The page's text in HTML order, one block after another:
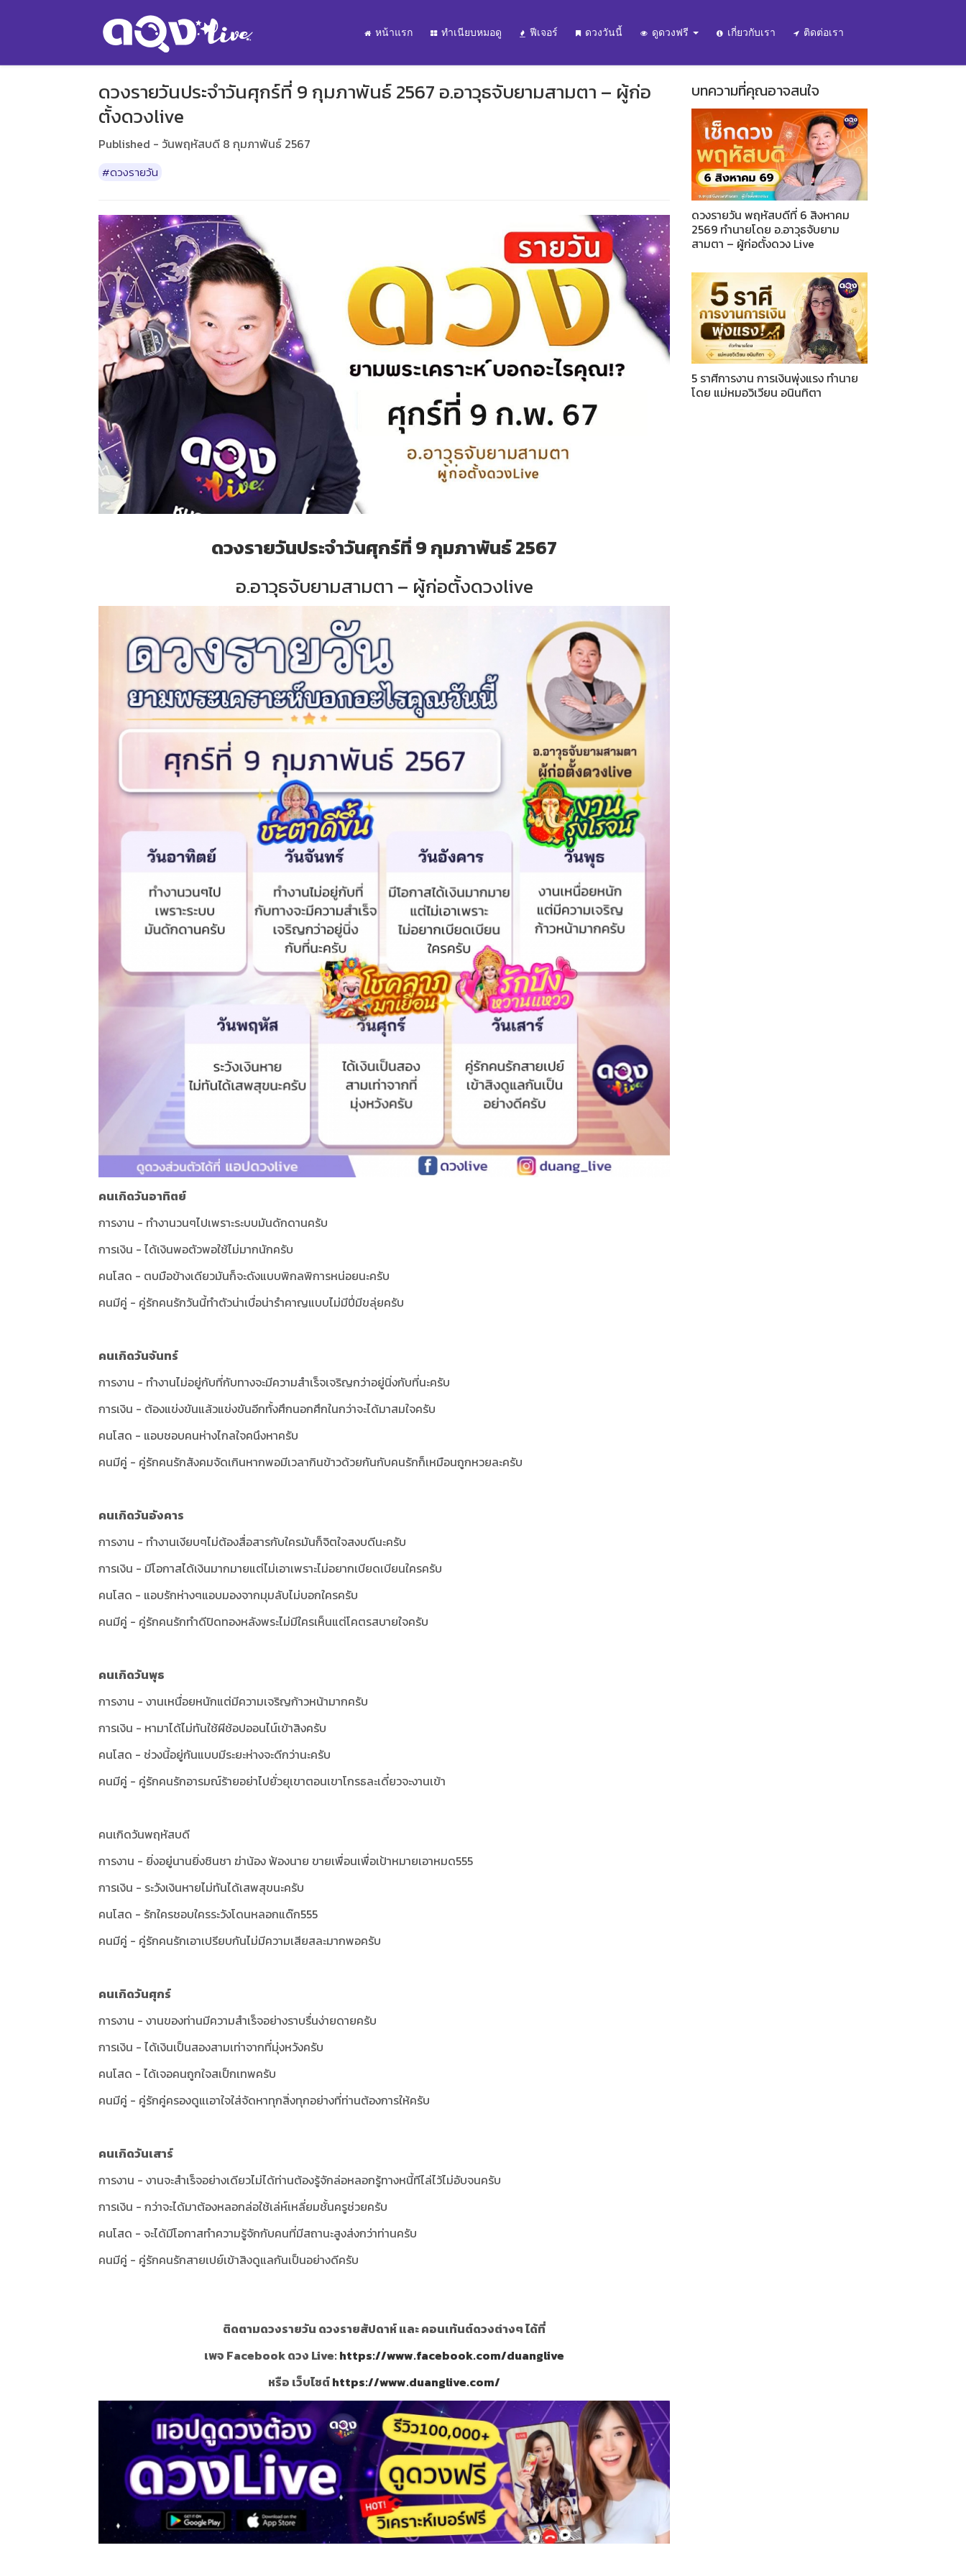
หน้าแรก ทำเนียบหมอดู ฟีเจอร์ ดวงวันนี้ ดูดวงฟรี เกี่ยวกับเรา ติดต่อเรา
ดวงรายวันประจำวันศุกร์ที่ 9 กุมภาพันธ์ 2567 อ.อาวุธจับยามสามตา – ผู้ก่อ
ตั้งดวงlive
Published - วันพฤหัสบดี 8 กุมภาพันธ์ 2567
#ดวงรายวัน
ดวงรายวันประจำวันศุกร์ที่ 9 กุมภาพันธ์ 2567
อ.อาวุธจับยามสามตา – ผู้ก่อตั้งดวงlive
คนเกิดวันอาทิตย์
การงาน - ทำงานวนๆไปเพราะระบบมันดักดานครับ
การเงิน - ได้เงินพอตัวพอใช้ไม่มากนักครับ
คนโสด - ตบมือข้างเดียวมันก็จะดังแบบพิกลพิการหน่อยนะครับ
คนมีคู่ - คู่รักคนรักวันนี้ทำตัวน่าเบื่อน่ารำคาญแบบไม่มีปี่มีขลุ่ยครับ
คนเกิดวันจันทร์
การงาน - ทำงานไม่อยู่กับที่กับทางจะมีความสำเร็จเจริญกว่าอยู่นิ่งกับที่นะครับ
การเงิน - ต้องแข่งขันแล้วแข่งขันอีกทั้งศึกนอกศึกในกว่าจะได้มาสมใจครับ
คนโสด - แอบชอบคนห่างไกลใจคนึงหาครับ
คนมีคู่ - คู่รักคนรักสังคมจัดเกินหากพอมีเวลากินข้าวด้วยกันกับคนรักก็เหมือนถูกหวยละครับ
คนเกิดวันอังคาร
การงาน - ทำงานเงียบๆไม่ต้องสื่อสารกับใครมันก็จิตใจสงบดีนะครับ
การเงิน - มีโอกาสได้เงินมากมายแต่ไม่เอาเพราะไม่อยากเบียดเบียนใครครับ
คนโสด - แอบรักห่างๆแอบมองจากมุมลับไม่บอกใครครับ
คนมีคู่ - คู่รักคนรักทำดีปิดทองหลังพระไม่มีใครเห็นแต่โคตรสบายใจครับ
คนเกิดวันพุธ
การงาน - งานเหนื่อยหนักแต่มีความเจริญก้าวหน้ามากครับ
การเงิน - หามาได้ไม่ทันใช้ผีช้อปออนไน์เข้าสิงครับ
คนโสด - ช่วงนี้อยู่กันแบบมีระยะห่างจะดีกว่านะครับ
คนมีคู่ - คู่รักคนรักอารมณ์ร้ายอย่าไปยั่วยุเขาตอนเขาโกรธละเดี๋ยวจะงานเข้า
คนเกิดวันพฤหัสบดี
การงาน - ยิ่งอยู่นานยิ่งชินชา ฆ่าน้อง ฟ้องนาย ขายเพื่อนเพื่อเป้าหมายเอาหมด555
การเงิน - ระวังเงินหายไม่ทันได้เสพสุขนะครับ
คนโสด - รักใครชอบใครระวังโดนหลอกแด๊ก555
คนมีคู่ - คู่รักคนรักเอาเปรียบกันไม่มีความเสียสละมากพอครับ
คนเกิดวันศุกร์
การงาน - งานของท่านมีความสำเร็จอย่างราบรื่นง่ายดายครับ
การเงิน - ได้เงินเป็นสองสามเท่าจากที่มุ่งหวังครับ
คนโสด - ได้เจอคนถูกใจสเป็กเทพครับ
คนมีคู่ - คู่รักคู่ครองดูแเอาใจใส่จัดหาทุกสิ่งทุกอย่างที่ท่านต้องการให้ครับ
คนเกิดวันเสาร์
การงาน - งานจะสำเร็จอย่างเดียวไม่ได้ท่านต้องรู้จักล่อหลอกรู้ทางหนี้ทีไล่ไว้ไม่อับจนครับ
การเงิน - กว่าจะได้มาต้องหลอกล่อใช้เล่ห์เหลี่ยมชั้นครูช่วยครับ
คนโสด - จะได้มีโอกาสทำความรู้จักกับคนที่มีสถานะสูงส่งกว่าท่านครับ
คนมีคู่ - คู่รักคนรักสายเปย์เข้าสิงดูแลกันเป็นอย่างดีครับ
ติดตามดวงรายวัน ดวงรายสัปดาห์ และ คอนเท้นต์ดวงต่างๆ ได้ที่
เพจ Facebook ดวง Live:https://www.facebook.com/duanglive
หรือ เว็บไซต์https://www.duanglive.com/
บทความที่คุณอาจสนใจ
ดวงรายวัน พฤหัสบดีที่ 6 สิงหาคม
2569 ทำนายโดย อ.อาวุธจับยาม
สามตา – ผู้ก่อตั้งดวง Live
5 ราศีการงาน การเงินพุ่งแรง ทำนาย
โดย แม่หมอวิเวียน อนินทิตา